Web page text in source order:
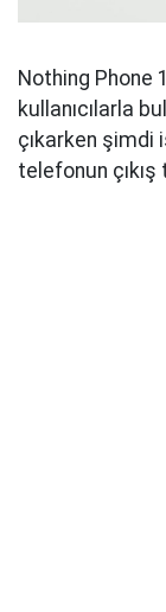
Nothing Phone
kullanıcılarla
çıkarken şimdi
telefonun çıkış